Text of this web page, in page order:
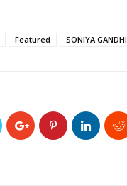
Featured SONIYA GANDHI